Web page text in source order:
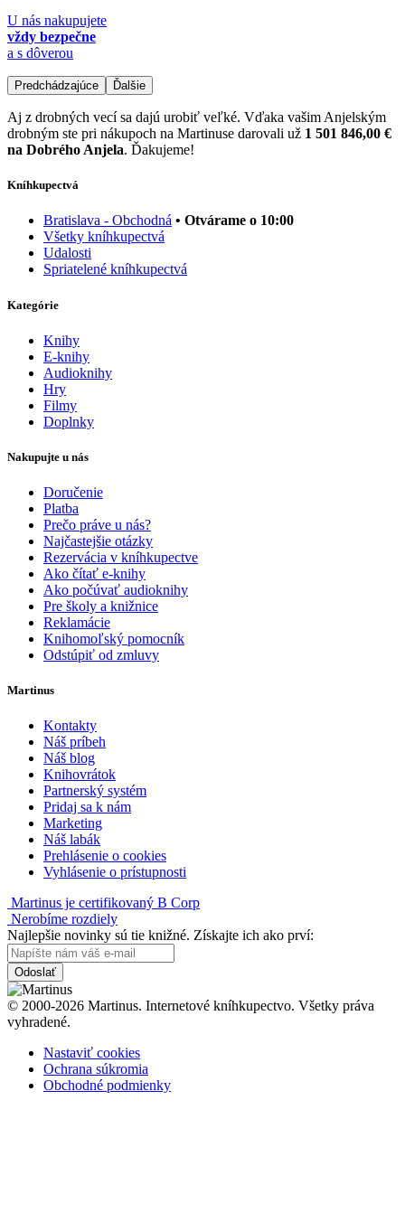
U nás nakupujete
vždy bezpečne
a s dôverou
Predchádzajúce Ďalšie
Aj z drobných vecí sa dajú urobiť veľké. Vďaka vašim Anjelským
drobným ste pri nákupoch na Martinuse darovali už 1 501 846,00 €
na Dobrého Anjela. Ďakujeme!
Kníhkupectvá
Bratislava - Obchodná • Otvárame o 10:00
Všetky kníhkupectvá
Udalosti
Spriatelené kníhkupectvá
Kategórie
Knihy
E-knihy
Audioknihy
Hry
Filmy
Doplnky
Nakupujte u nás
Doručenie
Platba
Prečo práve u nás?
Najčastejšie otázky
Rezervácia v kníhkupectve
Ako čítať e-knihy
Ako počúvať audioknihy
Pre školy a knižnice
Reklamácie
Knihomoľský pomocník
Odstúpiť od zmluvy
Martinus
Kontakty
Náš príbeh
Náš blog
Knihovrátok
Partnerský systém
Pridaj sa k nám
Marketing
Náš labák
Prehlásenie o cookies
Vyhlásenie o prístupnosti
Martinus je certifikovaný B Corp
Nerobíme rozdiely
Najlepšie novinky sú tie knižné. Získajte ich ako prví:
Odoslať
© 2000-2026 Martinus. Internetové kníhkupectvo. Všetky práva
vyhradené.
Nastaviť cookies
Ochrana súkromia
Obchodné podmienky